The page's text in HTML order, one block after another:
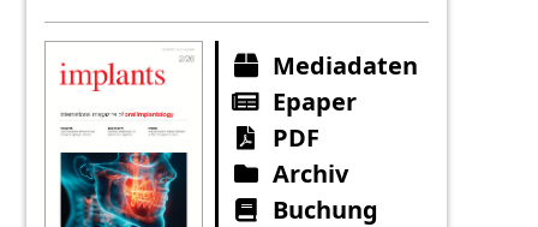
Mediadaten
Epaper
PDF
Archiv
Buchung